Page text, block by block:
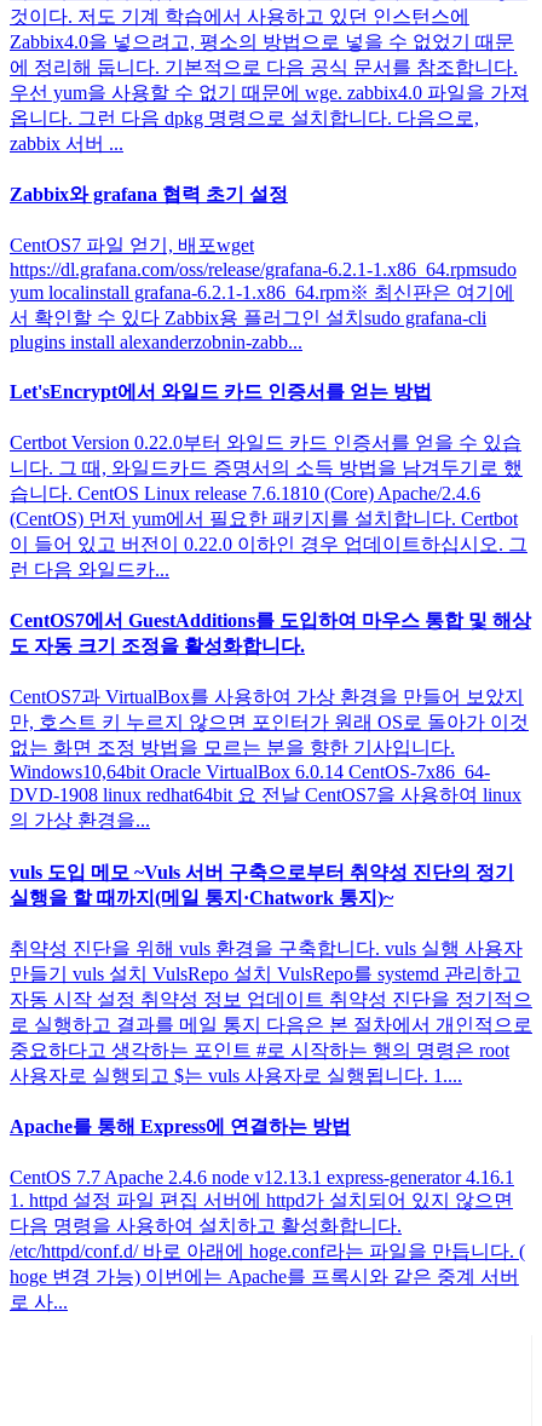
것이다. 저도 기계 학습에서 사용하고 있던 인스턴스에
Zabbix4.0을 넣으려고, 평소의 방법으로 넣을 수 없었기 때문
에 정리해 둡니다. 기본적으로 다음 공식 문서를 참조합니다.
우선 yum을 사용할 수 없기 때문에 wge. zabbix4.0 파일을 가져
옵니다. 그런 다음 dpkg 명령으로 설치합니다. 다음으로,
zabbix 서버 ...
Zabbix와 grafana 협력 초기 설정
CentOS7 파일 얻기, 배포wget
https://dl.grafana.com/oss/release/grafana-6.2.1-1.x86_64.rpmsudo
yum localinstall grafana-6.2.1-1.x86_64.rpm※ 최신판은 여기에
서 확인할 수 있다 Zabbix용 플러그인 설치sudo grafana-cli
plugins install alexanderzobnin-zabb...
Let'sEncrypt에서 와일드 카드 인증서를 얻는 방법
Certbot Version 0.22.0부터 와일드 카드 인증서를 얻을 수 있습
니다. 그 때, 와일드카드 증명서의 소득 방법을 남겨두기로 했
습니다. CentOS Linux release 7.6.1810 (Core) Apache/2.4.6
(CentOS) 먼저 yum에서 필요한 패키지를 설치합니다. Certbot
이 들어 있고 버전이 0.22.0 이하인 경우 업데이트하십시오. 그
런 다음 와일드카...
CentOS7에서 GuestAdditions를 도입하여 마우스 통합 및 해상
도 자동 크기 조정을 활성화합니다.
CentOS7과 VirtualBox를 사용하여 가상 환경을 만들어 보았지
만, 호스트 키 누르지 않으면 포인터가 원래 OS로 돌아가 이것
없는 화면 조정 방법을 모르는 분을 향한 기사입니다.
Windows10,64bit Oracle VirtualBox 6.0.14 CentOS-7x86_64-
DVD-1908 linux redhat64bit 요 전날 CentOS7을 사용하여 linux
의 가상 환경을...
vuls 도입 메모 ~Vuls 서버 구축으로부터 취약성 진단의 정기
실행을 할 때까지(메일 통지·Chatwork 통지)~
취약성 진단을 위해 vuls 환경을 구축합니다. vuls 실행 사용자
만들기 vuls 설치 VulsRepo 설치 VulsRepo를 systemd 관리하고
자동 시작 설정 취약성 정보 업데이트 취약성 진단을 정기적으
로 실행하고 결과를 메일 통지 다음은 본 절차에서 개인적으로
중요하다고 생각하는 포인트 #로 시작하는 행의 명령은 root
사용자로 실행되고 $는 vuls 사용자로 실행됩니다. 1....
Apache를 통해 Express에 연결하는 방법
CentOS 7.7 Apache 2.4.6 node v12.13.1 express-generator 4.16.1
1. httpd 설정 파일 편집 서버에 httpd가 설치되어 있지 않으면
다음 명령을 사용하여 설치하고 활성화합니다.
/etc/httpd/conf.d/ 바로 아래에 hoge.conf라는 파일을 만듭니다. (
hoge 변경 가능) 이번에는 Apache를 프록시와 같은 중계 서버
로 사...